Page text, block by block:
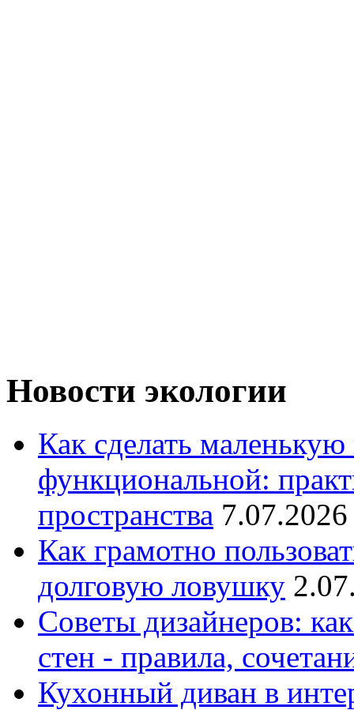
Новости экологии
Как сделать
функциональной:
пространства
Как грамотно
долговую ловушку
Советы дизайнеров:
стен - правила,
Кухонный диван в